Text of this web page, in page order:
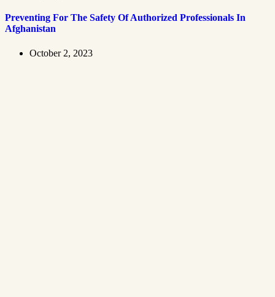
Preventing For The Safety Of Authorized Professionals In
Afghanistan
October 2, 2023